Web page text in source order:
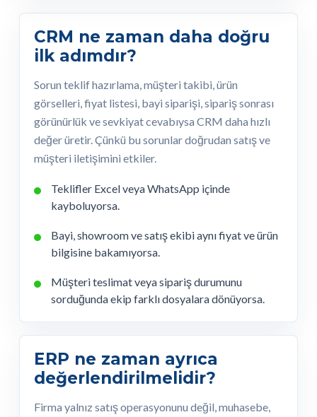
CRM ne zaman daha doğru
ilk adımdır?
Sorun teklif hazırlama, müşteri takibi, ürün
görselleri, fiyat listesi, bayi siparişi, sipariş sonrası
görünürlük ve sevkiyat cevabıysa CRM daha hızlı
değer üretir. Çünkü bu sorunlar doğrudan satış ve
müşteri iletişimini etkiler.
Teklifler Excel veya WhatsApp içinde
kayboluyorsa.
Bayi, showroom ve satış ekibi aynı fiyat ve ürün
bilgisine bakamıyorsa.
Müşteri teslimat veya sipariş durumunu
sorduğunda ekip farklı dosyalara dönüyorsa.
ERP ne zaman ayrıca
değerlendirilmelidir?
Firma yalnız satış operasyonunu değil, muhasebe,